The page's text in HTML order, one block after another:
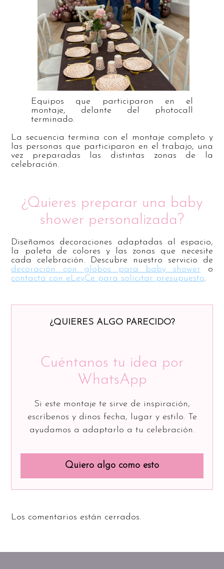
Equipos que participaron en el
montaje, delante del photocall
terminado.
La secuencia termina con el montaje completo y
las personas que participaron en el trabajo, una
vez preparadas las distintas zonas de la
celebración.
¿Quieres preparar una baby
shower personalizada?
Diseñamos decoraciones adaptadas al espacio,
la paleta de colores y las zonas que necesite
cada celebración. Descubre nuestro servicio de
decoración con globos para baby shower o
contacta con eLeyCe para solicitar presupuesto.
¿QUIERES ALGO PARECIDO?
Cuéntanos tu idea por
WhatsApp
Si este montaje te sirve de inspiración,
escríbenos y dinos fecha, lugar y estilo. Te
ayudamos a adaptarlo a tu celebración.
Quiero algo como esto
Los comentarios están cerrados.